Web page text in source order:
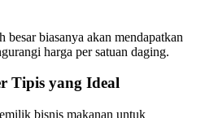
besar biasanya akan mendapatkan
harga per satuan daging.
Tipis yang Ideal
bisnis makanan untuk